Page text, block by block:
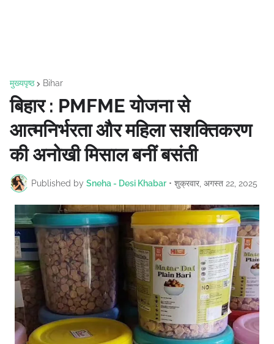
मुख्यपृष्ठ Bihar
बिहार : PMFME योजना से
आत्मनिर्भरता और महिला सशक्तिकरण
की अनोखी मिसाल बनीं बसंती
Published by Sneha - Desi Khabar • शुक्रवार, अगस्त 22, 2025